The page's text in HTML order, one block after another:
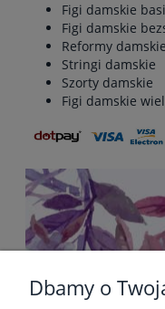
Figi damskie
Figi damskie
Reformy damskie
Stringi damskie
Szorty damskie
Figi damskie
Dbamy o